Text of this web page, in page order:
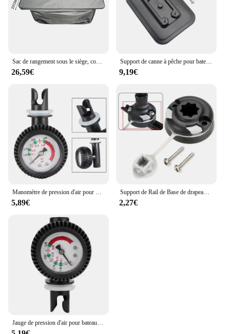
Sac de rangement sous le siège, coussin de siège de bateau pliable pour bateau de pêche, accessoires de bateau en caoutchouc
26,59€
Support de canne à pêche pour bateau gonflable, 1 pièce, Base fixe, tampon à colle en PVC, accessoire de kayak de pêche en bateau en caoutchouc, fixateur de montage pour détecteur de poisson
9,19€
Manomètre de pression d'air pour bateau de Kayak gonflable, pompe de planche de surf, baromètre de sécurité, manomètre, détecteur de pression d'air, accessoires pour bateaux
5,89€
Support de Rail de Base de drapeau de Kayak, remplacement pour Yacht marin, bateau de pêche, canoë, Base multifonctionnelle, accessoires de Rafting de canoë
2,27€
Jauge de pression d'air pour bateau gonflable, baromètre de sécurité, manomètre, détecteur de pression d'air, accessoires de bateau, pompe de planche de surf, kayak